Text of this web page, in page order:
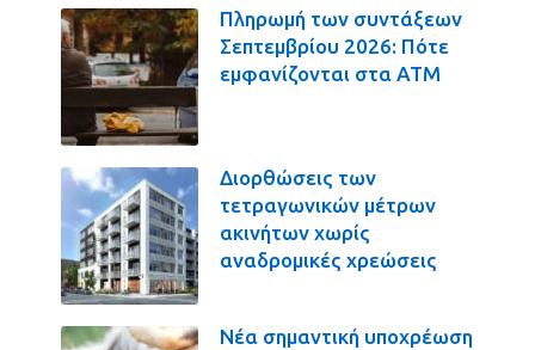
Πληρωμή των συντάξεων
Σεπτεμβρίου 2026: Πότε
εμφανίζονται στα ΑΤΜ
Διορθώσεις των
τετραγωνικών μέτρων
ακινήτων χωρίς
αναδρομικές χρεώσεις
Νέα σημαντική υποχρέωση